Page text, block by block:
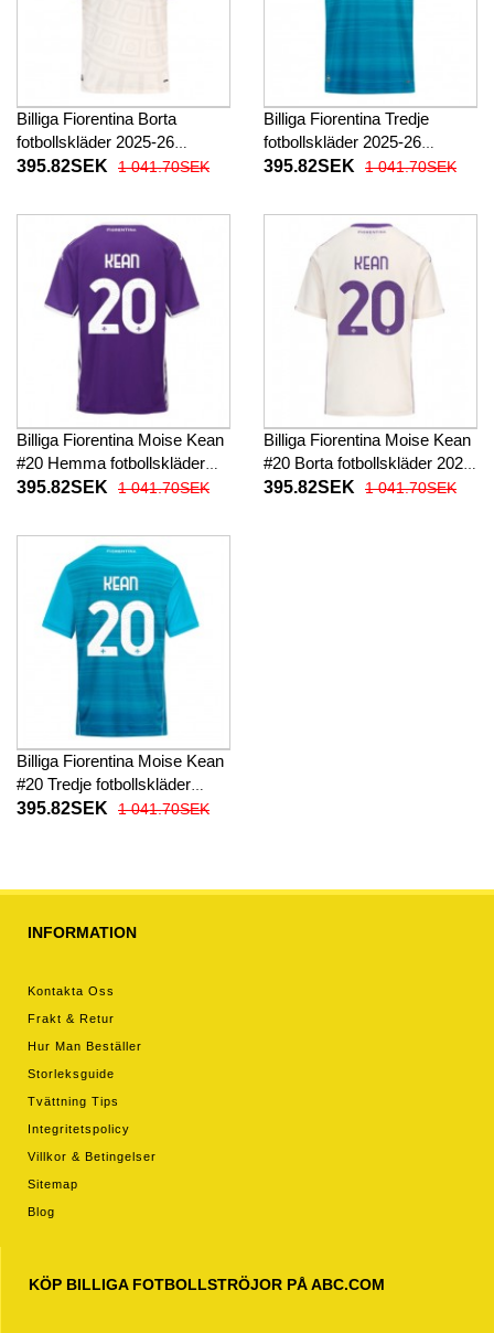
Billiga Fiorentina Borta
fotbollskläder 2025-26
Kortärmad
395.82SEK 1 041.70SEK
Billiga Fiorentina Tredje
fotbollskläder 2025-26
Kortärmad
395.82SEK 1 041.70SEK
Billiga Fiorentina Moise Kean
#20 Hemma fotbollskläder
2025-26 Kortärmad
395.82SEK 1 041.70SEK
Billiga Fiorentina Moise Kean
#20 Borta fotbollskläder 2025-
26 Kortärmad
395.82SEK 1 041.70SEK
Billiga Fiorentina Moise Kean
#20 Tredje fotbollskläder
2025-26 Kortärmad
395.82SEK 1 041.70SEK
INFORMATION
Kontakta Oss
Frakt & Retur
Hur Man Beställer
Storleksguide
Tvättning Tips
Integritetspolicy
Villkor & Betingelser
Sitemap
Blog
KÖP BILLIGA FOTBOLLSTRÖJOR PÅ ABC.COM